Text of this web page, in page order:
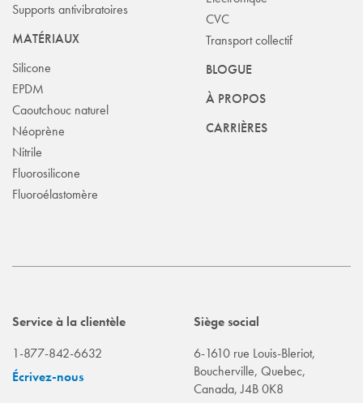
Service à la clientèle
1-877-842-6632
Écrivez-nous
Siège social
6-1610 rue Louis-Bleriot,
Boucherville, Quebec,
Canada, J4B 0K8
Supports antivibratoires
MATÉRIAUX
Silicone
EPDM
Caoutchouc naturel
Néoprène
Nitrile
Fluorosilicone
Fluoroélastomère
CVC
Transport collectif
BLOGUE
À PROPOS
CARRIÈRES